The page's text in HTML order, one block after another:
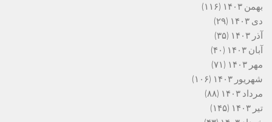
بهمن ۱۴۰۳
(۱۱۶)
دی ۱۴۰۳
(۲۹)
آذر ۱۴۰۳
(۳۵)
آبان ۱۴۰۳
(۴۰)
مهر ۱۴۰۳
(۷۱)
شهریور ۱۴۰۳
(۱۰۶)
مرداد ۱۴۰۳
(۸۸)
تیر ۱۴۰۳
(۱۴۵)